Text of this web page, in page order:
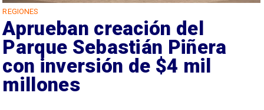
REGIONES
Aprueban creación del
Parque Sebastián Piñera
con inversión de $4 mil
millones